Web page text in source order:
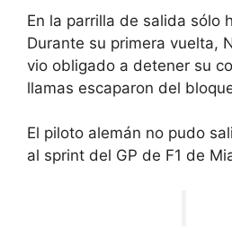
En la parrilla de salida sólo
Durante su primera vuelta,
vio obligado a detener su
llamas escaparon del
El piloto alemán no pudo
al sprint del GP de F1 de